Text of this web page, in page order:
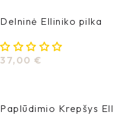
Delninė Elliniko pilka
37,00 €
Paplūdimio Krepšys